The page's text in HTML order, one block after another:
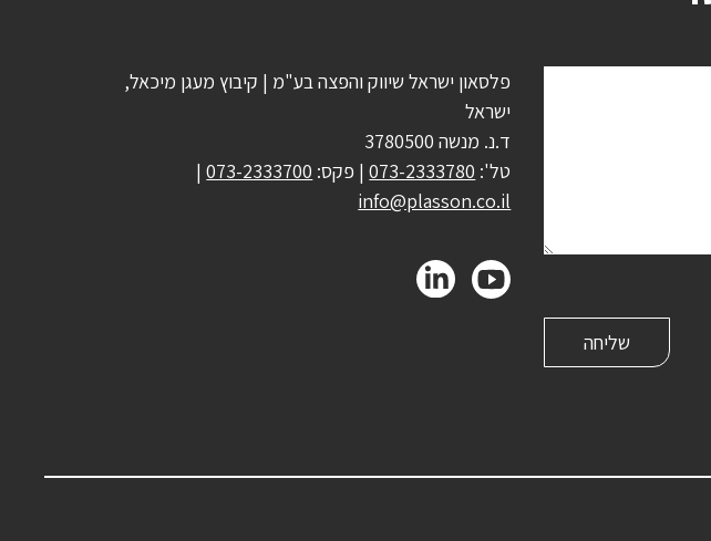
פלסאון ישראל שיווק והפצה בע"מ | קיבוץ מעגן מיכאל,
ישראל
ד.נ. מנשה 3780500
טל': 073-2333780| פקס: 073-2333700
|
info@plasson.co.il